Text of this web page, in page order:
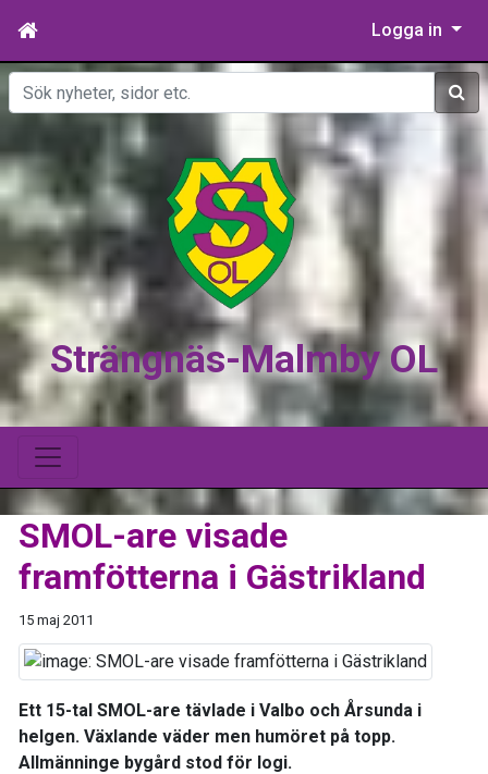
Logga in
Sök
Strängnäs-Malmby OL
SMOL-are visade
framfötterna i Gästrikland
15 maj 2011
Ett 15-tal SMOL-are tävlade i Valbo och Årsunda i
helgen. Växlande väder men humöret på topp.
Allmänninge bygård stod för logi.